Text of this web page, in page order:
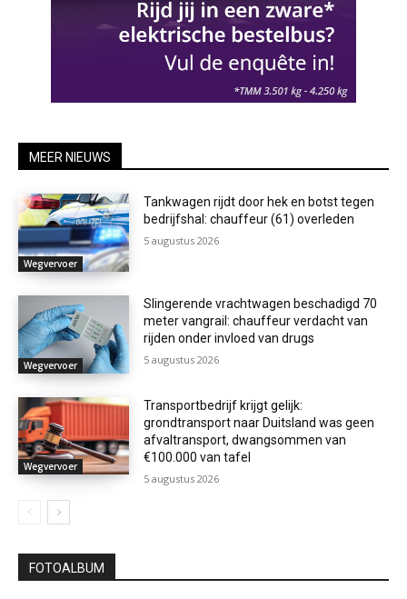
MEER NIEUWS
Wegvervoer
Tankwagen rijdt door hek en botst tegen
bedrijfshal: chauffeur (61) overleden
5 augustus 2026
Wegvervoer
Slingerende vrachtwagen beschadigd 70
meter vangrail: chauffeur verdacht van
rijden onder invloed van drugs
5 augustus 2026
Wegvervoer
Transportbedrijf krijgt gelijk:
grondtransport naar Duitsland was geen
afvaltransport, dwangsommen van
€100.000 van tafel
5 augustus 2026
FOTOALBUM